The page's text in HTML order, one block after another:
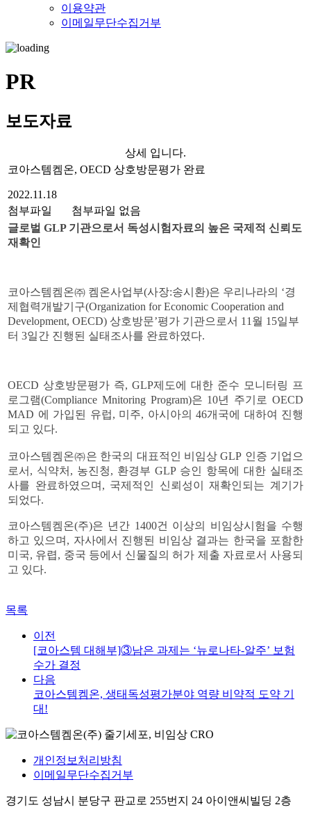
이용약관
이메일무단수집거부
PR
보도자료
상세 입니다.
코아스템켐온, OECD 상호방문평가 완료
2022.11.18
첨부파일
첨부파일 없음
글로벌 GLP 기관으로서 독성시험자료의 높은 국제적 신뢰도
재확인
코아스템켐온㈜ 켐온사업부(사장:송시환)은 우리나라의 ‘경
제협력개발기구(Organization for Economic Cooperation and
Development, OECD) 상호방문’평가 기관으로서 11 월 15일부
터 3일간 진행된 실태조사를 완료하였다.
OECD 상호방문평가 즉, GLP제도에 대한 준수 모니터링 프
로그램(Compliance Mnitoring Program)은 10년 주기로 OECD
MAD 에 가입된 유럽, 미주, 아시아의 46개국에 대하여 진행
되고 있다.
코아스템켐온㈜은 한국의 대표적인 비임상GLP 인증 기업으
로서 , 식약처 , 농진청, 환경부 GLP 승인 항목에 대한 실태조
사를 완료하였으며 , 국제적인 신뢰성이 재확인되는 계기가
되었다.
코아스템켐온(주)은 년간 1400건 이상의 비임상시험을 수행
하고 있으며 , 자사에서 진행된 비임상 결과는 한국을 포함한
미국, 유렵, 중국 등에서 신물질의 허가 제출 자료로서 사용되
고 있다.
목록
이전
[코아스템 대해부]③남은 과제는 ‘뉴로나타-알주’ 보험
수가 결정
다음
코아스템켐온, 생태독성평가분야 역량 비약적 도약 기
대!
개인정보처리방침
이메일무단수집거부
경기도 성남시 분당구 판교로 255번지 24 아이앤씨빌딩 2층